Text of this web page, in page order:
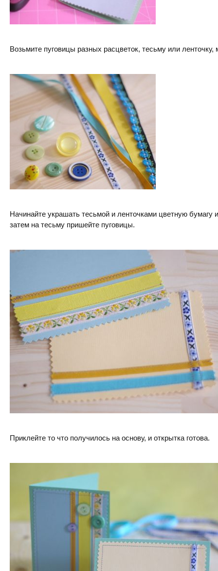
Возьмите пуговицы разных расцветок, тесьму или ленточку,
Начинайте украшать тесьмой и ленточками цветную бумагу
затем на тесьму пришейте пуговицы.
Приклейте то что получилось на основу, и открытка готова.